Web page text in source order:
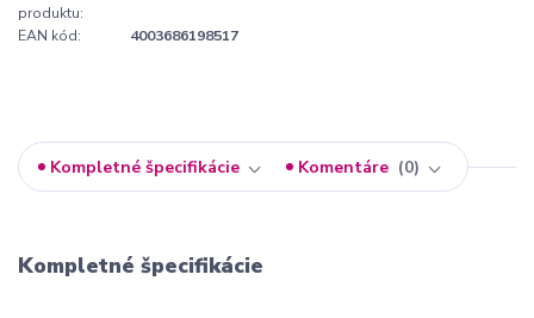
produktu:
EAN kód: 4003686198517
Kompletné špecifikácie Komentáre 0
Kompletné špecifikácie